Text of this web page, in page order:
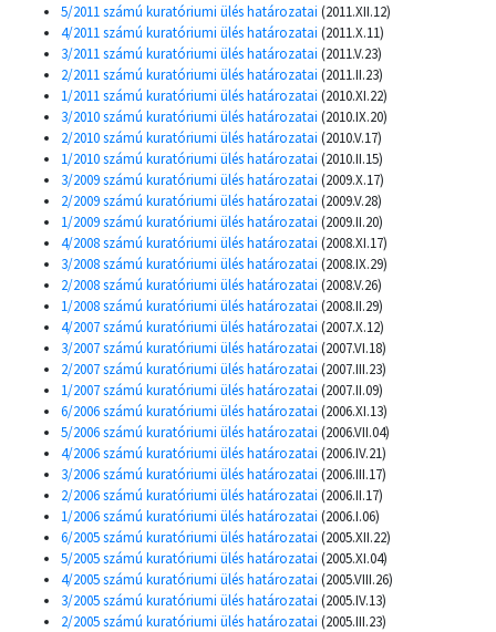
5/2011 számú kuratóriumi ülés határozatai (2011.XII.12)
4/2011 számú kuratóriumi ülés határozatai (2011.X.11)
3/2011 számú kuratóriumi ülés határozatai (2011.V.23)
2/2011 számú kuratóriumi ülés határozatai (2011.II.23)
1/2011 számú kuratóriumi ülés határozatai (2010.XI.22)
3/2010 számú kuratóriumi ülés határozatai (2010.IX.20)
2/2010 számú kuratóriumi ülés határozatai (2010.V.17)
1/2010 számú kuratóriumi ülés határozatai (2010.II.15)
3/2009 számú kuratóriumi ülés határozatai (2009.X.17)
2/2009 számú kuratóriumi ülés határozatai (2009.V.28)
1/2009 számú kuratóriumi ülés határozatai (2009.II.20)
4/2008 számú kuratóriumi ülés határozatai (2008.XI.17)
3/2008 számú kuratóriumi ülés határozatai (2008.IX.29)
2/2008 számú kuratóriumi ülés határozatai (2008.V.26)
1/2008 számú kuratóriumi ülés határozatai (2008.II.29)
4/2007 számú kuratóriumi ülés határozatai (2007.X.12)
3/2007 számú kuratóriumi ülés határozatai (2007.VI.18)
2/2007 számú kuratóriumi ülés határozatai (2007.III.23)
1/2007 számú kuratóriumi ülés határozatai (2007.II.09)
6/2006 számú kuratóriumi ülés határozatai (2006.XI.13)
5/2006 számú kuratóriumi ülés határozatai (2006.VII.04)
4/2006 számú kuratóriumi ülés határozatai (2006.IV.21)
3/2006 számú kuratóriumi ülés határozatai (2006.III.17)
2/2006 számú kuratóriumi ülés határozatai (2006.II.17)
1/2006 számú kuratóriumi ülés határozatai (2006.I.06)
6/2005 számú kuratóriumi ülés határozatai (2005.XII.22)
5/2005 számú kuratóriumi ülés határozatai (2005.XI.04)
4/2005 számú kuratóriumi ülés határozatai (2005.VIII.26)
3/2005 számú kuratóriumi ülés határozatai (2005.IV.13)
2/2005 számú kuratóriumi ülés határozatai (2005.III.23)